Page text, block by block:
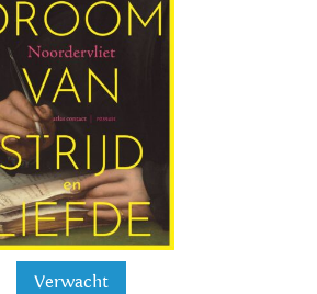
Verwacht